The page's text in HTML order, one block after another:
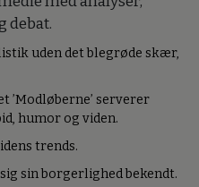
debat.
uden det blegrøde skær,
serverer
humor og viden.
trends.
sin borgerlighed bekendt.